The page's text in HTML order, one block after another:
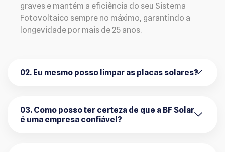
graves e mantém a eficiência do seu Sistema
Fotovoltaico sempre no máximo, garantindo a
longevidade por mais de 25 anos.
02. Eu mesmo posso limpar as placas solares?
03. Como posso ter certeza de que a BF Solar
é uma empresa confiável?